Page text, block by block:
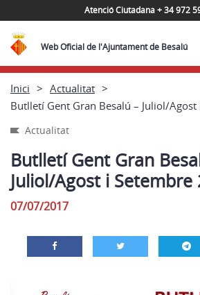
Atenció Ciutadana + 34 972
Web Oficial de l'Ajuntament de Besalú
Inici
Actualitat
Butlletí Gent Gran Besalú – Juliol/
Actualitat
Butlletí Gent Gran
Juliol/Agost i Setembre
07/07/2017